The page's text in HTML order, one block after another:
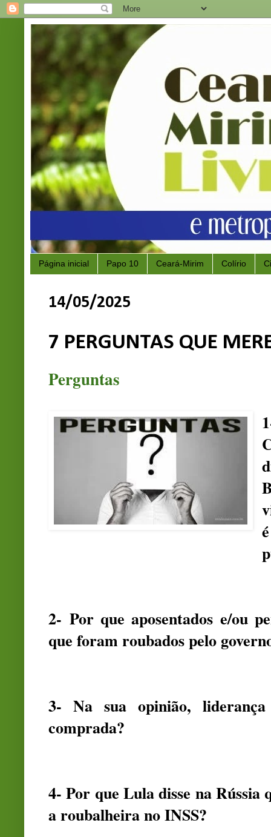
Página inicial Papo 10 Ceará-Mirim Colírio
14/05/2025
7 PERGUNTAS QUE
Perguntas
2- Por que aposentados e/ou
que foram roubados pelo
3- Na sua opinião,
comprada?
4- Por que Lula disse na Rússia
a roubalheira no INSS?